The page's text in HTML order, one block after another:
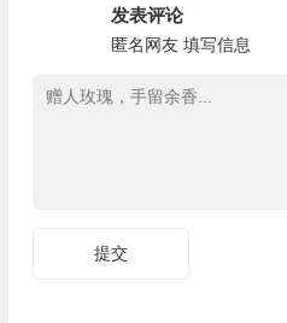
发表评论
匿名网友 填写信息